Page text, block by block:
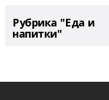
Рубрика "Еда и
напитки"